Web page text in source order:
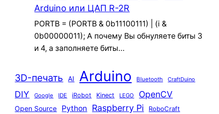
Arduino или ЦАП R-2R
PORTB = (PORTB & 0b11100111) | (i &
0b00000011); А почему Вы обнуляете биты 3
и 4, а заполняете биты…
3D-печать AI Arduino Bluetooth CraftDuino
DIY Google IDE iRobot Kinect LEGO OpenCV
Open Source Python Raspberry Pi RoboCraft